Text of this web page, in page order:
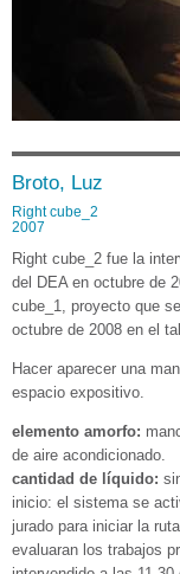
Broto, Luz
Right cube_2
2007
Right cube_2 fue la
del DEA en octubre de
cube_1, proyecto que
octubre de 2008 en el
Hacer aparecer una
espacio expositivo.
elemento amorfo:
de aire acondicionado.
cantidad de líquido:
inicio: el sistema se
jurado para iniciar la
evaluaran los trabajos